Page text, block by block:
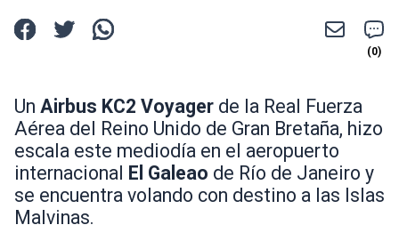
Un Airbus KC2 Voyager de la Real Fuerza
Aérea del Reino Unido de Gran Bretaña, hizo
escala este mediodía en el aeropuerto
internacional El Galeao de Río de Janeiro y
se encuentra volando con destino a las Islas
Malvinas.